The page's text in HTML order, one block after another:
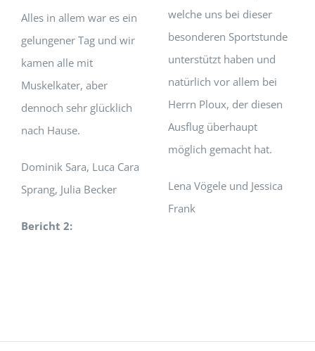
Alles in allem war es ein
gelungener Tag und wir
kamen alle mit
Muskelkater, aber
dennoch sehr glücklich
nach Hause.
Dominik Sara, Luca Cara
Sprang, Julia Becker
Bericht 2:
welche uns bei dieser
besonderen Sportstunde
unterstützt haben und
natürlich vor allem bei
Herrn Ploux, der diesen
Ausflug überhaupt
möglich gemacht hat.
Lena Vögele und Jessica
Frank